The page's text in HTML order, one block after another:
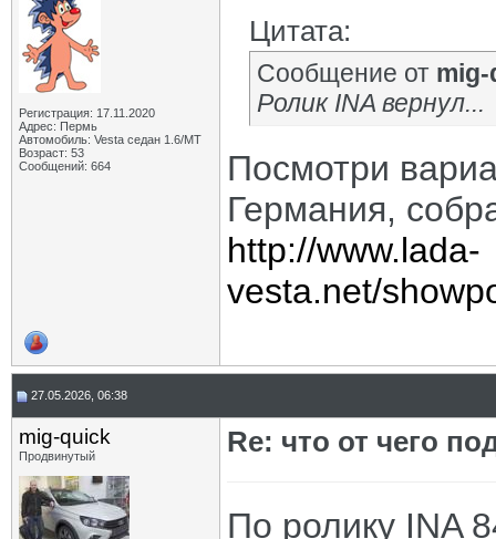
Регистрация: 17.11.2020
Адрес: Пермь
Автомобиль: Vesta седан 1.6/МТ
Возраст: 53
Сообщений: 664
Цитата:
Сообщение от
Ролик INA вернул...
Посмотри
Германия,
http://www.lada-
vesta.net/
27.05.2026, 06:38
mig-quick
Продвинутый Re: что от чего
По ролику INA